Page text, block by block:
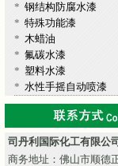
* 钢结构防腐水漆
* 特殊功能漆
* 木蜡油
* 氟碳水漆
* 塑料水漆
* 水性手摇自动喷漆
司丹利国际化工有限公司
商务地址：佛山市顺德